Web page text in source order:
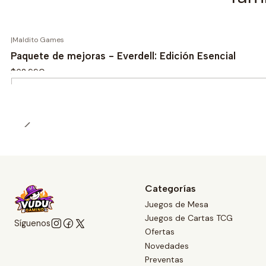
|Maldito Games
Paquete de mejoras - Everdell: Edición Esencial
$62.990
Síguenos
Categorías
Juegos de Mesa
Juegos de Cartas TCG
Ofertas
Novedades
Preventas